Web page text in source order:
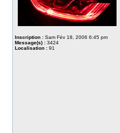
Inscription : Sam Fév 18, 2006 6:45 pm
Message(s) : 3424
Localisation : 91